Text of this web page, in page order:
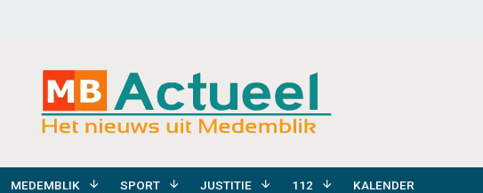
MEDEMBLIK SPORT JUSTITIE 112 KALENDER